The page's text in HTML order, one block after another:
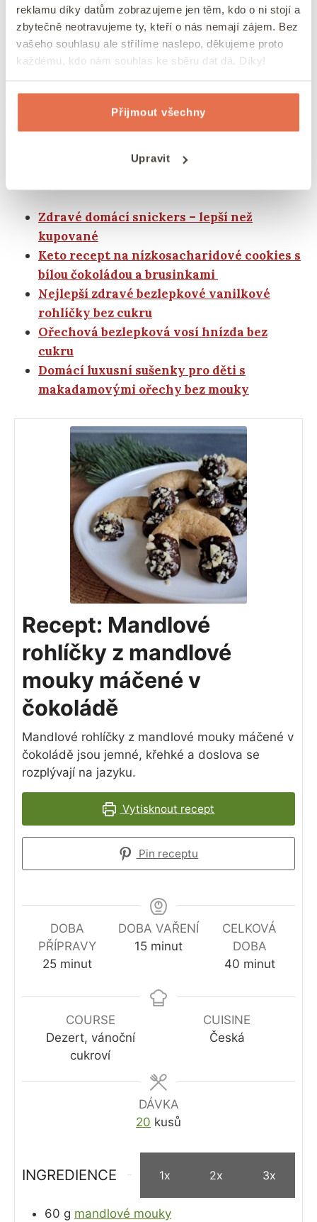
reklamu díky datům zobrazujeme jen těm, kdo o ni stojí a
zbytečně neotravujeme ty, kteří o nás nemají zájem. Bez
vašeho souhlasu ale střílíme naslepo, děkujeme proto
každému, kdo nám souhlas ke sběru dat dá. Díky!
Přijmout všechny
Upravit
můžete také upéct dopředu a zamrazit.
recepty z mandlové mouky
ořechové mouky používáme často, proto u nás
Zdravé domácí snickers – lepší než
kupované
Keto recept na nízkosacharidové cookies s
bílou čokoládou a brusinkami
Nejlepší zdravé bezlepkové vanilkové
rohlíčky bez cukru
Ořechová bezlepková vosí hnízda bez
cukru
Domácí luxusní sušenky pro děti s
makadamovými ořechy bez mouky
Recept: Mandlové
rohlíčky z mandlové
mouky máčené v
čokoládě
Mandlové rohlíčky z mandlové mouky máčené v
čokoládě jsou jemné, křehké a doslova se
rozplývají na jazyku.
Vytisknout recept
Pin receptu
DOBA
PŘÍPRAVY
25minutes
minut
DOBA VAŘENÍ
15minutes
minut
CELKOVÁ
DOBA
40minutes
minut
COURSE
Dezert, vánoční
cukroví
CUISINE
Česká
DÁVKA
20 kusů
INGREDIENCE 1x 2x 3x
60 g mandlové mouky